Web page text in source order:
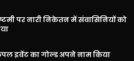
पर नारी निकेतन में संवासिनियों को
इवेंट का गोल्ड अपने नाम किया